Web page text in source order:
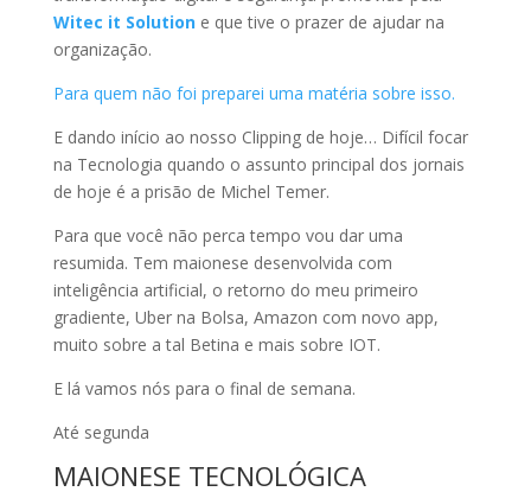
Witec it Solutione que tive o prazer de ajudar na
organização.
Para quem não foi preparei uma matéria sobre isso.
E dando início ao nosso Clipping de hoje… Difícil focar
na Tecnologia quando o assunto principal dos jornais
de hoje é a prisão de Michel Temer.
Para que você não perca tempo vou dar uma
resumida. Tem maionese desenvolvida com
inteligência artificial, o retorno do meu primeiro
gradiente, Uber na Bolsa, Amazon com novo app,
muito sobre a tal Betina e mais sobre IOT.
E lá vamos nós para o final de semana.
Até segunda
MAIONESE TECNOLÓGICA